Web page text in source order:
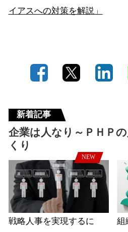
イアスへの対策を解説」
新着記事
企業は人なり～ＰＨＰ
くり
NEW
戦略人事を実現するに
組